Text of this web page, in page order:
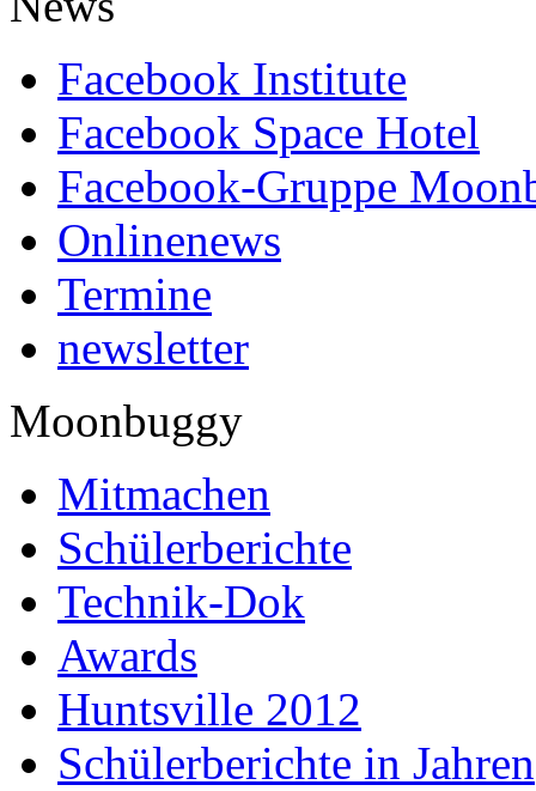
Facebook Institute
Facebook Space Hotel
Facebook-Gruppe
Onlinenews
Termine
newsletter
Moonbuggy
Mitmachen
Schülerberichte
Technik-Dok
Awards
Huntsville 2012
Schülerberichte in Jahren